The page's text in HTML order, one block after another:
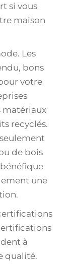
si vous
maison
Les
bons
votre
matériaux
recyclés.
de bois
une
à
qualité.